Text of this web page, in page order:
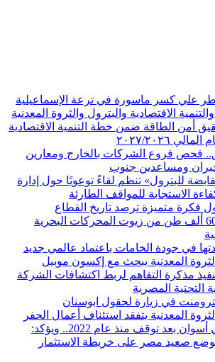
علي كسر ماسورة في ترعة الإسماعيلية
الاقتصادية والبترول والثروة المعدنية
أمن الطاقة ضمن خطة التنمية الاقتصادية
٢٠٢٧/٢٠٢٦
فحص فروع الشركات بالخارج ومعارين
ومساعدين جنوب
للبترول» تنظم لقاءً توعويًا حول إدارة
الاستجابة للمواقف الطارئة
فكرة متميزة ترصد تاريخ القطاع
أكبا تبدأ تصدير 60 ألف طن من زيوت المحركات البحرية
في جودة الخامات باعتماد عالمي جديد
المعدنية يبحث مع إكسون موبيل
تنفيذ مذكرة التفاهم لربط اكتشافات الشركة
التحتية المصرية
في زيارة لحقول ابوسنان
المعدنية يتفقد استئناف أعمال الحفر
بحقل البركة في أسوان بعد توقف منذ عام 2022.. ويؤكد:
صعيد مصر على خريطة الاستثمار